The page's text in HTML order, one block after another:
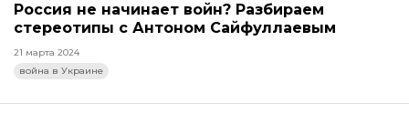
Россия не начинает войн? Разбираем
стереотипы с Антоном Сайфуллаевым
21 марта 2024
война в Украине